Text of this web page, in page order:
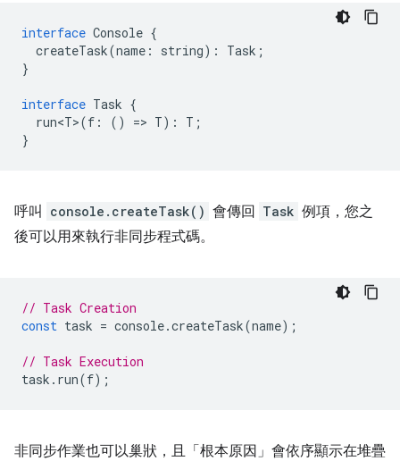
interface Console {
createTask(name : string) : Task ;
}
interface Task {
run<T>(f : () => T) : T ;
}
呼叫 console.createTask() 會傳回 Task 例項，您之
後可以用來執行非同步程式碼。
// Task Creation
const task = console.createTask(name);
// Task Execution
task . run(f);
非同步作業也可以巢狀，且「根本原因」會依序顯示在堆疊